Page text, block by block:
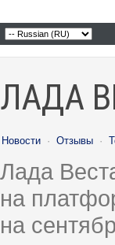
ЛАДА
Новости · Отзывы ·
Лада
на
на